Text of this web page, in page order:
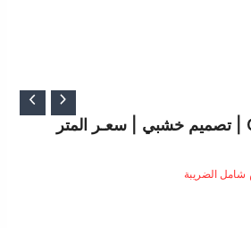
CLASSEN 52995 | تصميم خشبي | سعـر المترالحالي
شامل الضريبة